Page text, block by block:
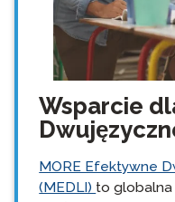
Wsparcie
MORE Efektywne
(MEDLI) to globalna